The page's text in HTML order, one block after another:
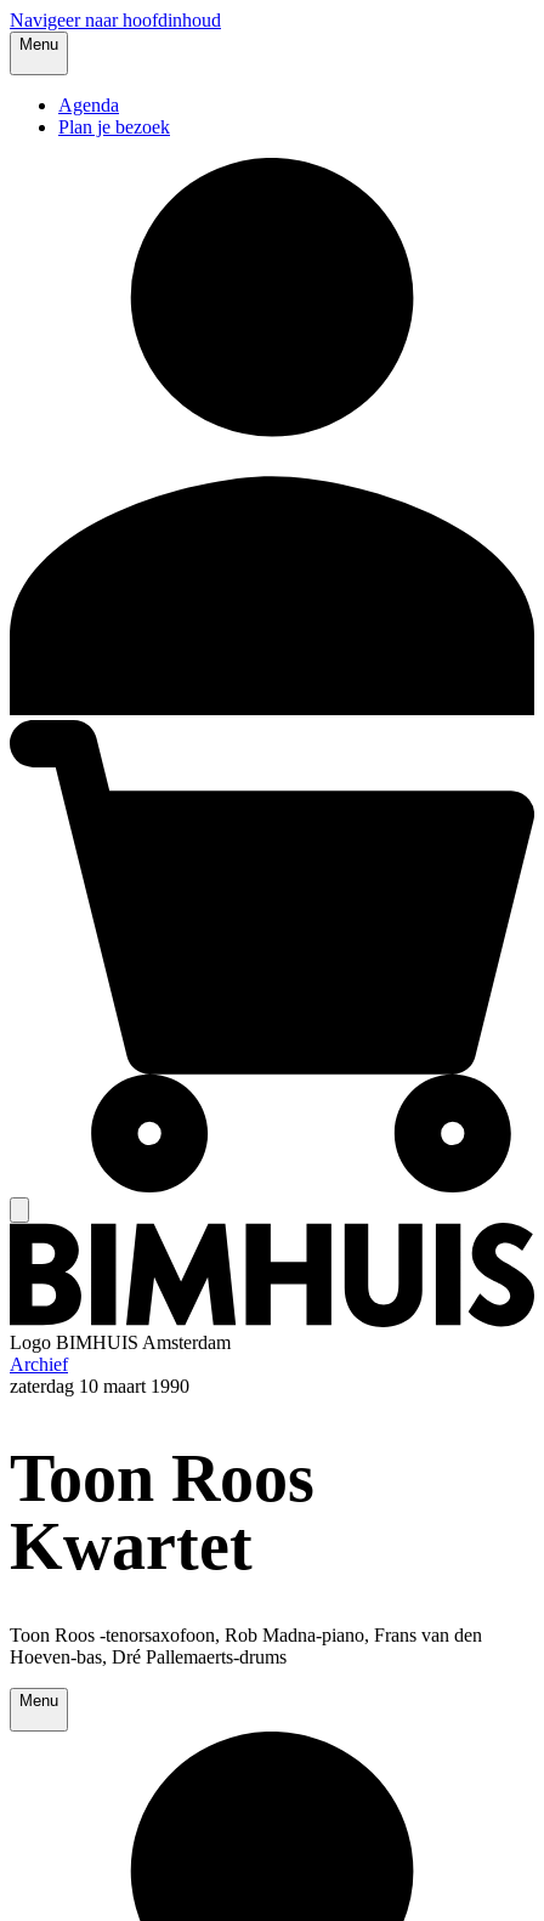
Navigeer naar hoofdinhoud
Menu
Agenda
Plan je bezoek
Logo BIMHUIS Amsterdam
Archief
zaterdag 10 maart 1990
Toon Roos
Kwartet
Toon Roos -tenorsaxofoon, Rob Madna-piano, Frans van den
Hoeven-bas, Dré Pallemaerts-drums
Menu